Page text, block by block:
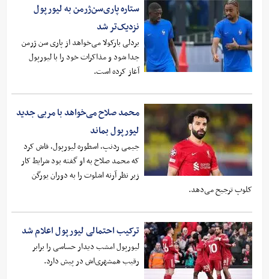
ستاره پاری‌سن‌ژرمن به لیورپول
نزدیک‌تر شد
بردلی بارکولا می‌خواهد از پاری سن ژرمن
جدا شود و مذاکرات خود را با لیورپول
آغاز کرده است.
محمد صلاح می‌خواهد با مربی جدید
لیورپول بماند
جیمی ردنپ، اسطوره لیورپول، فاش کرد
که محمد صلاح به او گفته بود شرایط کار
زیر نظر آرنه اشلوت را به دوران یورگن
کلوپ ترجیح می‌دهد.
ترکیب احتمالی لیورپول اعلام شد
لیورپول امشب دیدار حساسی را برابر
رقیب همشهری‌اش در پیش دارد.